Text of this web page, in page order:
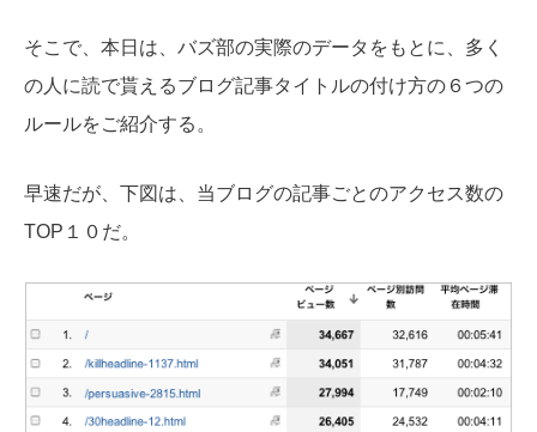
そこで、本日は、バズ部の実際のデータをもとに、多く
の人に読で貰えるブログ記事タイトルの付け方の６つの
ルールをご紹介する。
早速だが、下図は、当ブログの記事ごとのアクセス数の
TOP１０だ。